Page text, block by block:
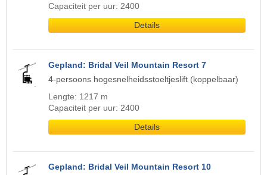
Capaciteit per uur: 2400
Details
Gepland: Bridal Veil Mountain Resort 7
4-persoons hogesnelheidsstoeltjeslift (koppelbaar)
Lengte: 1217 m
Capaciteit per uur: 2400
Details
Gepland: Bridal Veil Mountain Resort 10